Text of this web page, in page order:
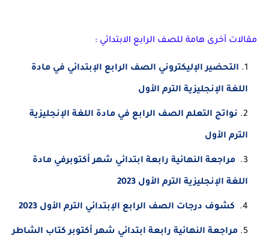
مقالات أخرى هامة للصف الرابع الابتدائي :
التحضير الإليكتروني الصف الرابع الإبتدائي في مادة
اللغة الإنجليزية الترم الأول
نواتج التعلم الصف الرابع في مادة اللغة الإنجليزية
الترم الأول
مراجعة النهائية رابعة ابتدائي شهر أكتوبرفي مادة
اللغة الإنجليزية الترم الأول 2023
كشوف درجات الصف الرابع الإبتدائي الترم الأول 2023
مراجعة النهائية رابعة ابتدائي شهر أكتوبر كتاب الشاطر